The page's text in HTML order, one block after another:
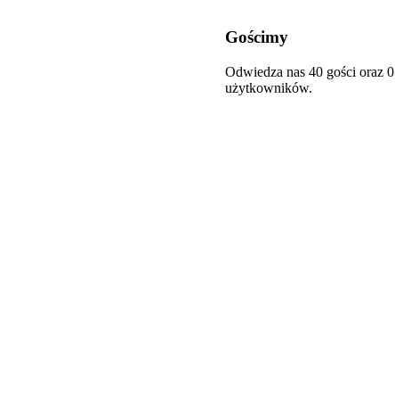
Gościmy
Odwiedza nas 40 gości oraz 0
użytkowników.